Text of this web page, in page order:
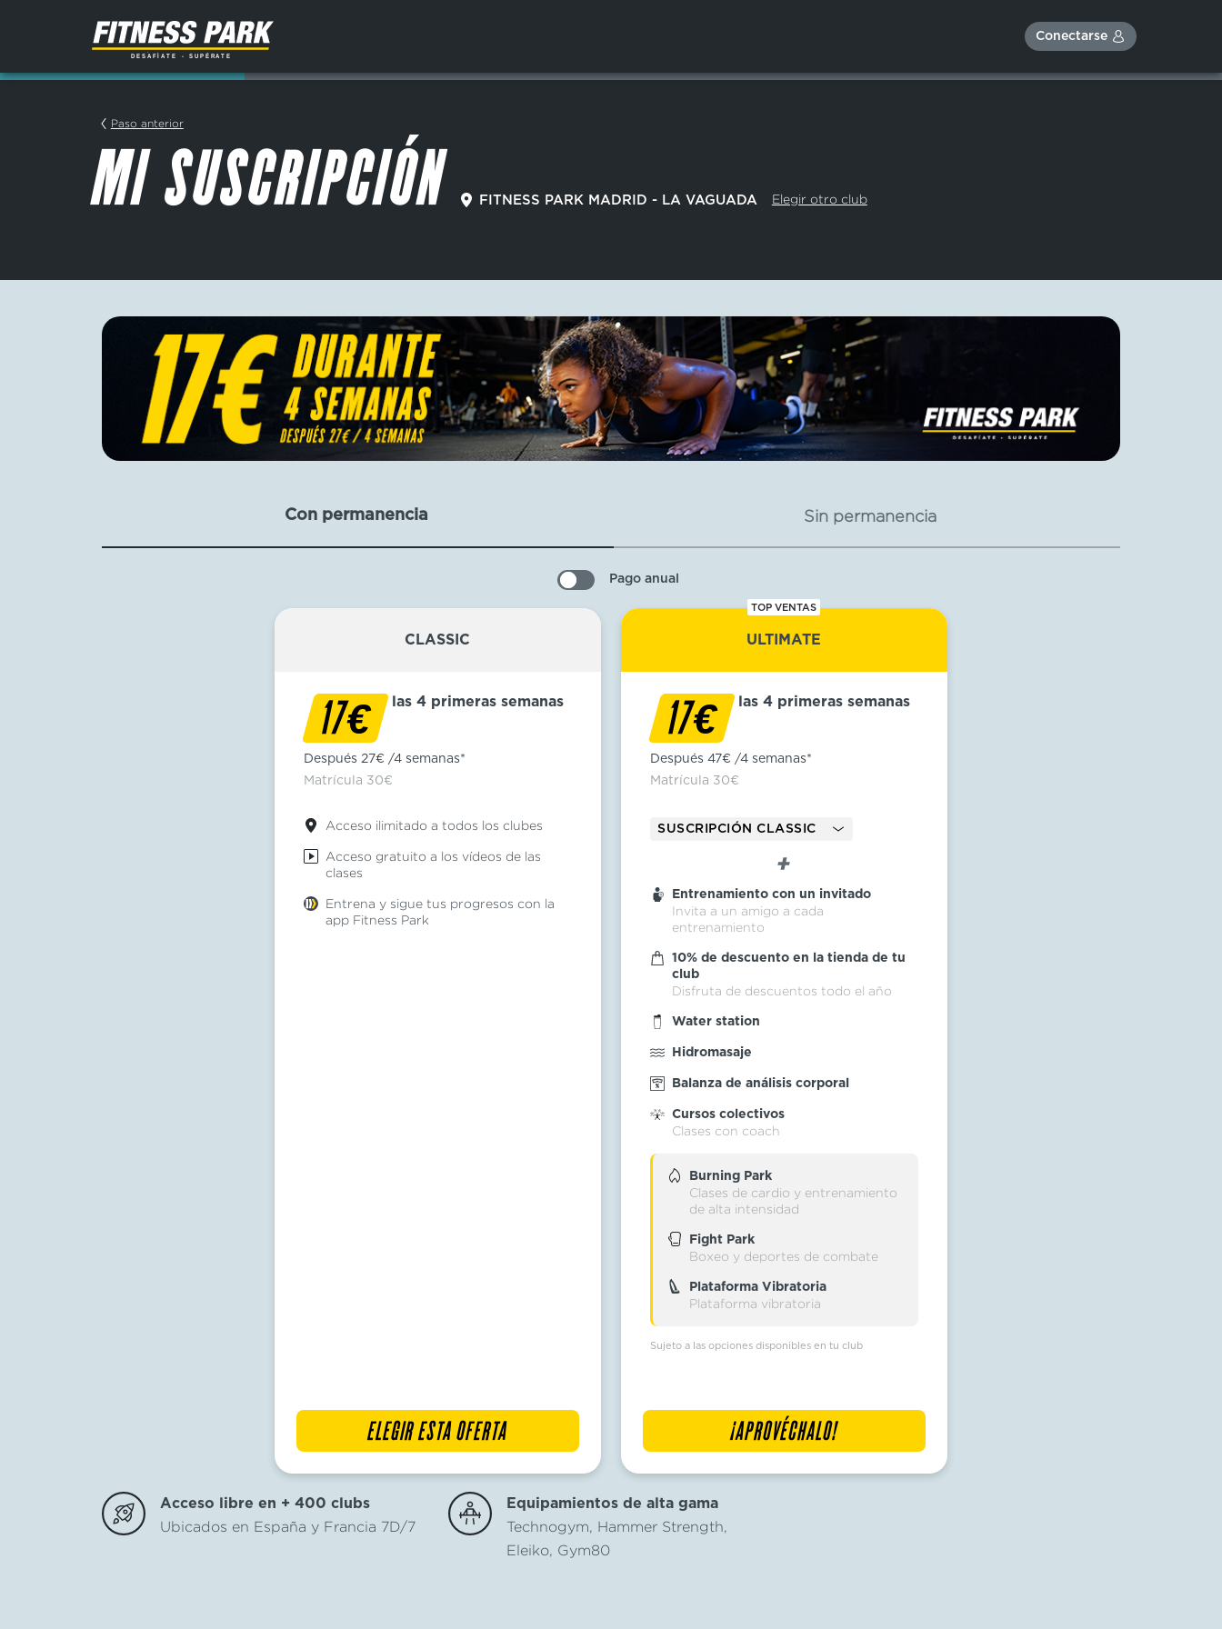
Conectarse
Paso anterior
MI SUSCRIPCIÓN FITNESS PARK MADRID - LA VAGUADA Elegir otro club
Con permanencia Sin permanencia
Pago anual
CLASSIC
17€ las 4 primeras semanas
Después 27€ /4 semanas*
Matrícula 30€
Acceso ilimitado a todos los clubes
Acceso gratuito a los vídeos de las
clases
Entrena y sigue tus progresos con la
app Fitness Park
ELEGIR ESTA OFERTA
TOP VENTAS
ULTIMATE
17€ las 4 primeras semanas
Después 47€ /4 semanas*
Matrícula 30€
SUSCRIPCIÓN CLASSIC
Entrenamiento con un invitado
Invita a un amigo a cada
entrenamiento
10% de descuento en la tienda de tu
club
Disfruta de descuentos todo el año
Water station
Hidromasaje
Balanza de análisis corporal
Cursos colectivos
Clases con coach
Burning Park
Clases de cardio y entrenamiento
de alta intensidad
Fight Park
Boxeo y deportes de combate
Plataforma Vibratoria
Plataforma vibratoria
Sujeto a las opciones disponibles en tu club
¡APROVÉCHALO!
Acceso libre en + 400 clubs
Ubicados en España y Francia 7D/7
Equipamientos de alta gama
Technogym, Hammer Strength,
Eleiko, Gym80